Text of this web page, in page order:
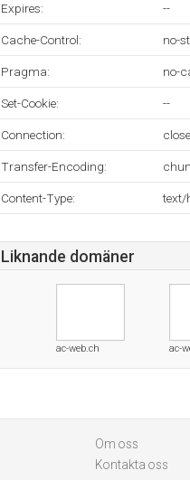
Expires: --
Cache-Control: no-
Pragma: no-
Set-Cookie: --
Connection: close
Transfer-Encoding:
Content-Type: text/
Liknande domäner
ac-web.ch ac-
Om oss
Kontakta oss